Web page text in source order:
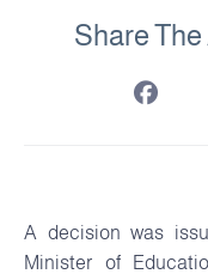
Share
A decision was
Minister of